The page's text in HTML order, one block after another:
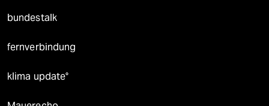
bundestalk
fernverbindung
klima update°